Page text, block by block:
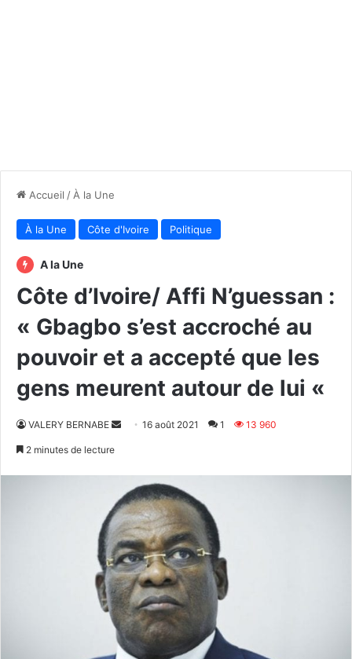
Accueil / À la Une
À la Une Côte d'Ivoire Politique
A la Une
Côte d’Ivoire/ Affi N’guessan :
« Gbagbo s’est accroché au
pouvoir et a accepté que les
gens meurent autour de lui «
VALERY BERNABE
Envoyer16 août 2021 1 13 960
2 minutes de lecture